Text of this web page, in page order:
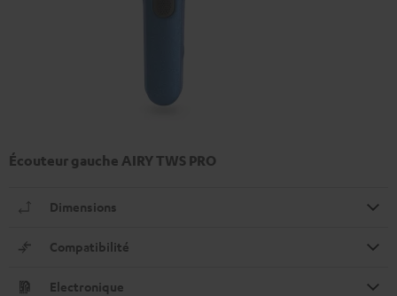
Écouteur gauche AIRY TWS PRO
Dimensions
Compatibilité
Electronique